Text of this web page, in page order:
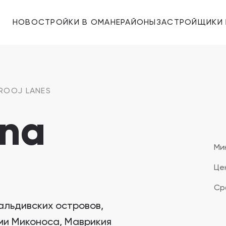
НОВОСТРОЙКИ В ОМАНЕРАЙОНЫ ЗАСТРОЙЩИКИ
Hay Al Wafa Apartments, Маскат
Majid Al Futtaim
LANES
островов,
Миконоса, Маврикия